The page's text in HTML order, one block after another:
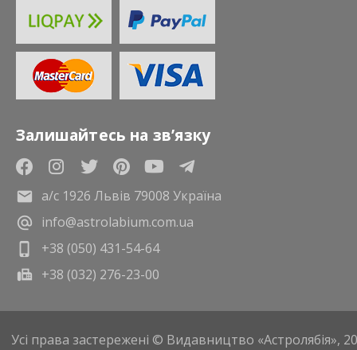
Залишайтесь на зв’язку
а/с 1926 Львів 79008 Україна
info@astrolabium.com.ua
+38 (050) 431-54-64
+38 (032) 276-23-00
Усі права застережені © Видавництво «Астролябія»,